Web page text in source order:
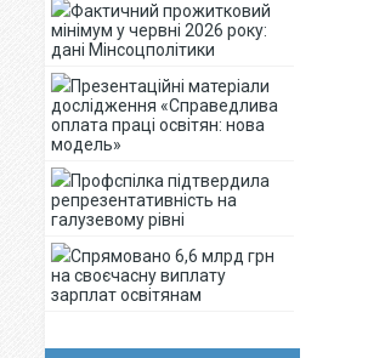
Фактичний прожитковий
мінімум у червні 2026 року:
дані Мінсоцполітики
Презентаційні матеріали
дослідження «Справедлива
оплата праці освітян: нова
модель»
Профспілка підтвердила
репрезентативність на
галузевому рівні
Спрямовано 6,6 млрд грн
на своєчасну виплату
зарплат освітянам